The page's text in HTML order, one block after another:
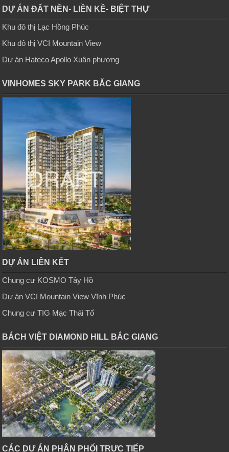
DỰ ÁN ĐẤT NỀN- LIỀN KỀ- BIỆT THỰ
Khu đô thị Lạc Hồng Phúc
Khu đô thị VCI Mountain View
Dự án Hateco Apollo Xuân phương
VINHOMES SKY PARK BĂC GIANG
DỰ ÁN LIÊN KẾT
Chung cư KOSMO Tây Hồ
Dự án VCI Mountain View Vĩnh Phúc
Chung cư TIG Mạc Thái Tổ
BÁCH VIỆT DIAMOND HILL BẮC GIANG
CÁC DỰ ÁN PHÂN PHỐI TRỰC TIẾP